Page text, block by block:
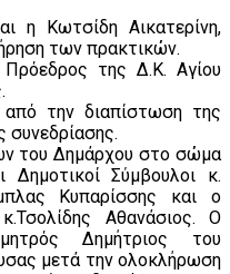
η Κωτσίδη Αικατερίνη,
των πρακτικών.
Πρόεδρος της Δ.Κ. Αγίου
την διαπίστωση της
συνεδρίασης.
του Δημάρχου στο σώμα
Δημοτικοί Σύμβουλοι κ.
Κυπαρίσσης και ο
Αθανάσιος. Ο
Δημήτριος του
μετά την ολοκλήρωση